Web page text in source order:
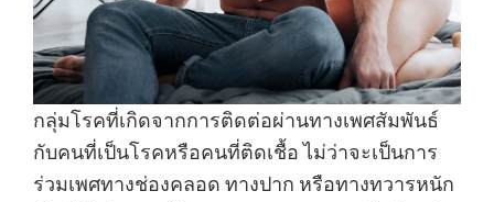
กลุ่มโรคที่เกิดจากการติดต่อผ่านทางเพศสัมพันธ์
กับคนที่เป็นโรคหรือคนที่ติดเชื้อ ไม่ว่าจะเป็นการ
ร่วมเพศทางช่องคลอด ทางปาก หรือทางทวารหนัก